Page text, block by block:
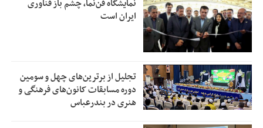
نمایشگاه فن‌نما، چشم باز فناوری
ایران است
تجلیل از بر‌ترین‌های چهل و سومین
دوره مسابقات کانون‌های فرهنگی و
هنری در بندرعباس